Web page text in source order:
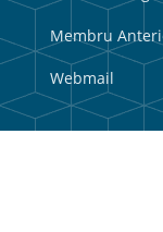
Membru
Webmail